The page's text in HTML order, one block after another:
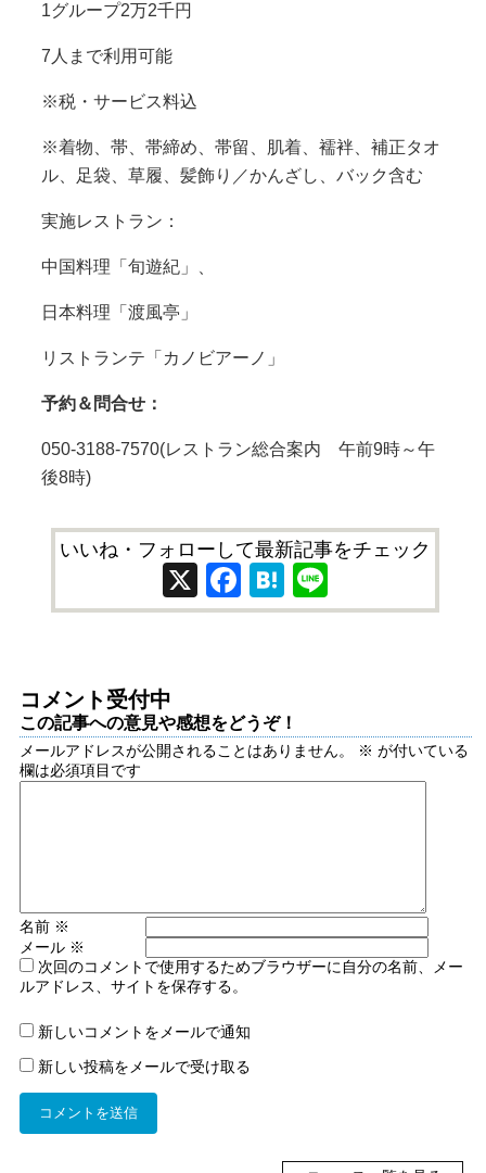
1グループ2万2千円
7人まで利用可能
※税・サービス料込
※着物、帯、帯締め、帯留、肌着、襦袢、補正タオ
ル、足袋、草履、髪飾り／かんざし、バック含む
実施レストラン：
中国料理「旬遊紀」、
日本料理「渡風亭」
リストランテ「カノビアーノ」
予約＆問合せ：
050-3188-7570(レストラン総合案内 午前9時～午
後8時)
いいね・フォローして最新記事をチェック
X Facebook
Hatena
コメント受付中
この記事への意見や感想をどうぞ！
メールアドレスが公開されることはありません。 ※ が付いている
欄は必須項目です
名前 ※
メール ※
次回のコメントで使用するためブラウザーに自分の名前、メー
ルアドレス、サイトを保存する。
新しいコメントをメールで通知
新しい投稿をメールで受け取る